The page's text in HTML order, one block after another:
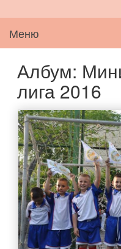
Меню
Албум:
лига 2016